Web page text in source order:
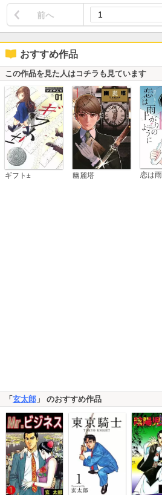
前へ
おすすめ作品
この作品を見た人はコチラも見ています
ギフト± 幽麗塔
「 玄太郎 」 のおすすめ作品